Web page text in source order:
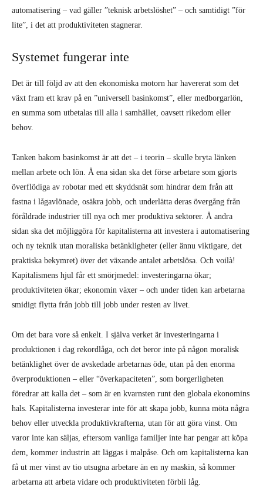
automatisering – vad gäller ”teknisk arbetslöshet” – och samtidigt ”för
lite”, i det att produktiviteten stagnerar.
Systemet fungerar inte
Det är till följd av att den ekonomiska motorn har havererat som det
växt fram ett krav på en ”universell basinkomst”, eller medborgarlön,
en summa som utbetalas till alla i samhället, oavsett rikedom eller
behov.
Tanken bakom basinkomst är att det – i teorin – skulle bryta länken
mellan arbete och lön. Å ena sidan ska det förse arbetare som gjorts
överflödiga av robotar med ett skyddsnät som hindrar dem från att
fastna i lågavlönade, osäkra jobb, och underlätta deras övergång från
föråldrade industrier till nya och mer produktiva sektorer. Å andra
sidan ska det möjliggöra för kapitalisterna att investera i automatisering
och ny teknik utan moraliska betänkligheter (eller ännu viktigare, det
praktiska bekymret) över det växande antalet arbetslösa. Och voilà!
Kapitalismens hjul får ett smörjmedel: investeringarna ökar;
produktiviteten ökar; ekonomin växer – och under tiden kan arbetarna
smidigt flytta från jobb till jobb under resten av livet.
Om det bara vore så enkelt. I själva verket är investeringarna i
produktionen i dag rekordlåga, och det beror inte på någon moralisk
betänklighet över de avskedade arbetarnas öde, utan på den enorma
överproduktionen – eller “överkapaciteten”, som borgerligheten
föredrar att kalla det – som är en kvarnsten runt den globala ekonomins
hals. Kapitalisterna investerar inte för att skapa jobb, kunna möta några
behov eller utveckla produktivkrafterna, utan för att göra vinst. Om
varor inte kan säljas, eftersom vanliga familjer inte har pengar att köpa
dem, kommer industrin att läggas i malpåse. Och om kapitalisterna kan
få ut mer vinst av tio utsugna arbetare än en ny maskin, så kommer
arbetarna att arbeta vidare och produktiviteten förbli låg.